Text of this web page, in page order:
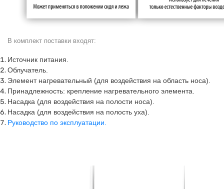
В комплект поставки входят:
Источник питания.
Облучатель.
Элемент нагревательный (для воздействия на область носа).
Принадлежность: крепление нагревательного элемента.
Насадка (для воздействия на полости носа).
Насадка (для воздействия на полость уха).
Руководство по эксплуатации.